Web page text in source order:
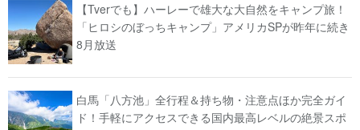
【Tverでも】ハーレーで雄大な大自然をキャンプ旅！
「ヒロシのぼっちキャンプ」アメリカSPが昨年に続き
8月放送
白馬「八方池」全行程＆持ち物・注意点ほか完全ガイ
ド！手軽にアクセスできる国内最高レベルの絶景スポ